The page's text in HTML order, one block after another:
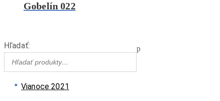
Gobelín 022
Hľadať:
Vianoce 2021